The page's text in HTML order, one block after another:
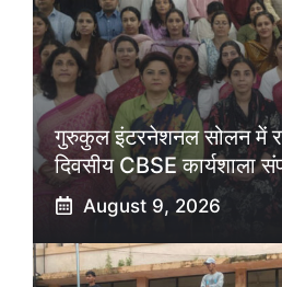
गुरुकुल इंटरनेशनल सोलन में
दिवसीय CBSE कार्यशाला
August 9, 2026